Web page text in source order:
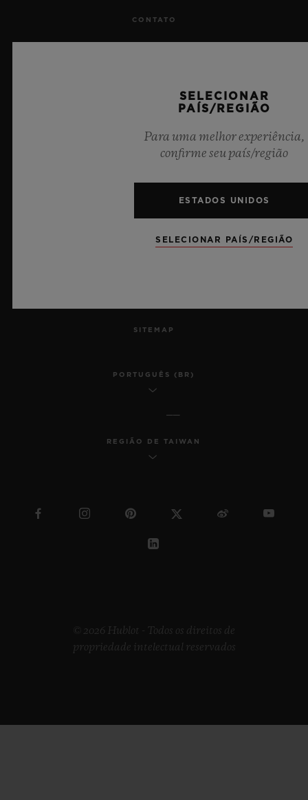
CONTATO
AVISO LEGAL E TERMOS DE USO
SITEMAP
PORTUGUÊS (BR)
REGIÃO DE TAIWAN
© 2026 Hublot - Todos os direitos de
propriedade intelectual reservados
SELECIONAR
PAÍS/REGIÃO
Para uma melhor experiência,
confirme seu país/região
ESTADOS UNIDOS
SELECIONAR PAÍS/REGIÃO